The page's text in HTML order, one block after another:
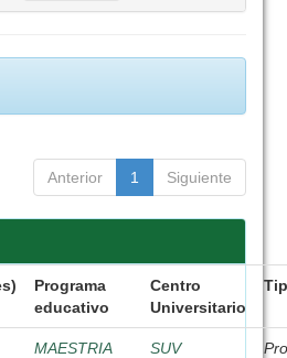
Anterior 1 Siguiente
Programa
educativo
Centro
Universitario
MAESTRIA
SUV